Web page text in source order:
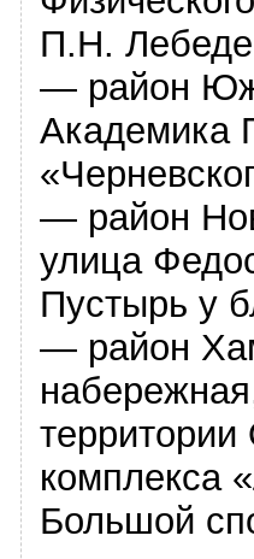
П.Н.
— район
Академика
— район
улица
Пустырь у
— район
комплекса
Большой